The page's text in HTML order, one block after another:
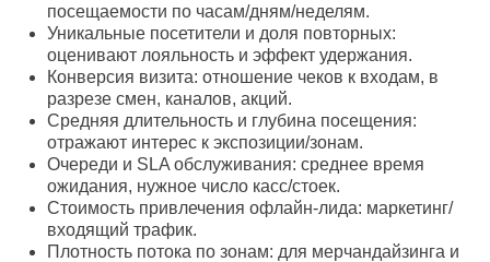
посещаемости по часам/дням/неделям.
Уникальные посетители и доля повторных:
оценивают лояльность и эффект удержания.
Конверсия визита: отношение чеков к входам, в
разрезе смен, каналов, акций.
Средняя длительность и глубина посещения:
отражают интерес к экспозиции/зонам.
Очереди и SLA обслуживания: среднее время
ожидания, нужное число касс/стоек.
Стоимость привлечения офлайн-лида: маркетинг/
входящий трафик.
Плотность потока по зонам: для мерчандайзинга и